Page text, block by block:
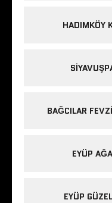
HADIMKÖY
BAĞCILAR
EYÜP
EYÜP